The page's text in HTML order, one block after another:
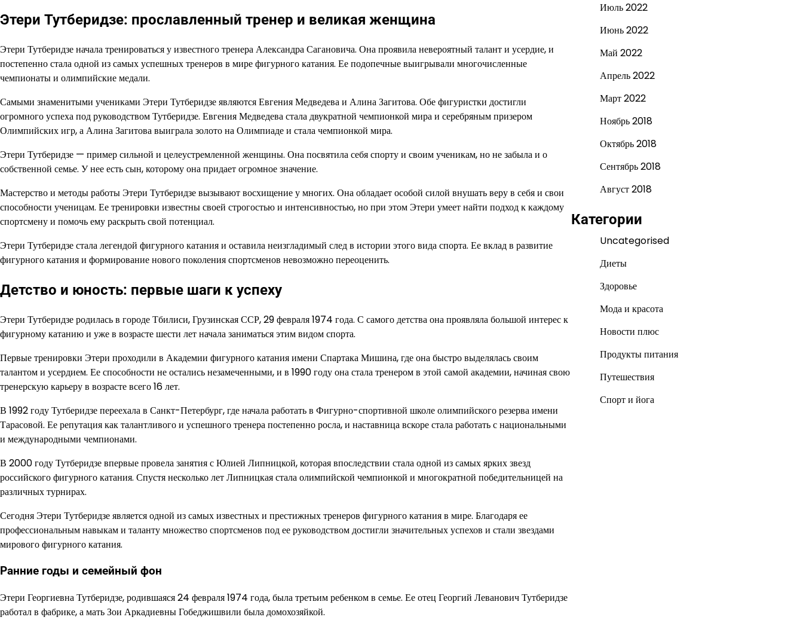
Этери Тутберидзе: прославленный тренер и великая женщина
Этери Тутберидзе начала тренироваться у известного тренера Александра Сагановича. Она проявила невероятный талант и усердие, и
постепенно стала одной из самых успешных тренеров в мире фигурного катания. Ее подопечные выигрывали многочисленные
чемпионаты и олимпийские медали.
Самыми знаменитыми учениками Этери Тутберидзе являются Евгения Медведева и Алина Загитова. Обе фигуристки достигли
огромного успеха под руководством Тутберидзе. Евгения Медведева стала двукратной чемпионкой мира и серебряным призером
Олимпийских игр, а Алина Загитова выиграла золото на Олимпиаде и стала чемпионкой мира.
Этери Тутберидзе — пример сильной и целеустремленной женщины. Она посвятила себя спорту и своим ученикам, но не забыла и о
собственной семье. У нее есть сын, которому она придает огромное значение.
Мастерство и методы работы Этери Тутберидзе вызывают восхищение у многих. Она обладает особой силой внушать веру в себя и свои
способности ученицам. Ее тренировки известны своей строгостью и интенсивностью, но при этом Этери умеет найти подход к каждому
спортсмену и помочь ему раскрыть свой потенциал.
Этери Тутберидзе стала легендой фигурного катания и оставила неизгладимый след в истории этого вида спорта. Ее вклад в развитие
фигурного катания и формирование нового поколения спортсменов невозможно переоценить.
Детство и юность: первые шаги к успеху
Этери Тутберидзе родилась в городе Тбилиси, Грузинская ССР, 29 февраля 1974 года. С самого детства она проявляла большой интерес к
фигурному катанию и уже в возрасте шести лет начала заниматься этим видом спорта.
Первые тренировки Этери проходили в Академии фигурного катания имени Спартака Мишина, где она быстро выделялась своим
талантом и усердием. Ее способности не остались незамеченными, и в 1990 году она стала тренером в этой самой академии, начиная свою
тренерскую карьеру в возрасте всего 16 лет.
В 1992 году Тутберидзе переехала в Санкт-Петербург, где начала работать в Фигурно-спортивной школе олимпийского резерва имени
Тарасовой. Ее репутация как талантливого и успешного тренера постепенно росла, и наставница вскоре стала работать с национальными
и международными чемпионами.
В 2000 году Тутберидзе впервые провела занятия с Юлией Липницкой, которая впоследствии стала одной из самых ярких звезд
российского фигурного катания. Спустя несколько лет Липницкая стала олимпийской чемпионкой и многократной победительницей на
различных турнирах.
Сегодня Этери Тутберидзе является одной из самых известных и престижных тренеров фигурного катания в мире. Благодаря ее
профессиональным навыкам и таланту множество спортсменов под ее руководством достигли значительных успехов и стали звездами
мирового фигурного катания.
Ранние годы и семейный фон
Этери Георгиевна Тутберидзе, родившаяся 24 февраля 1974 года, была третьим ребенком в семье. Ее отец Георгий Леванович Тутберидзе
работал в фабрике, а мать Зои Аркадиевны Гобеджишвили была домохозяйкой.
Июль 2022
Июнь 2022
Май 2022
Апрель 2022
Март 2022
Ноябрь 2018
Октябрь 2018
Сентябрь 2018
Август 2018
Категории
Uncategorised
Диеты
Здоровье
Мода и красота
Новости плюс
Продукты питания
Путешествия
Спорт и йога